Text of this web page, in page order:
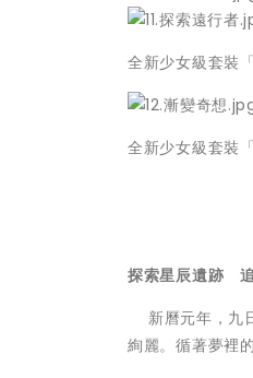
全新少女級套裝
全新少女級套裝
探索星辰遺跡
新曆元年，九
絢麗。循著夢裡